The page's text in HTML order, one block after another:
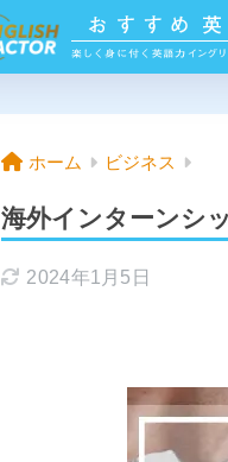
ホーム ビジネス
海外インターンシ
2024年1月5日